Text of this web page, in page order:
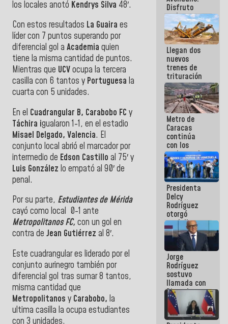
los locales anotó Kendrys Silva 48′.
Con estos resultados La Guaira es
líder con 7 puntos superando por
diferencial gol a Academia quien
tiene la misma cantidad de puntos.
Mientras que UCVocupa la tercera
casilla con 6 tantos y Portuguesa la
cuarta con 5 unidades.
En el Cuadrangular B, Carabobo FC y
Táchira igualaron 1-1, en el estadio
Misael Delgado, Valencia. El
conjunto local abrió el marcador por
intermedio de Edson Castillo al 75′ y
Luis González lo empató al 90′ de
penal.
Por su parte, Estudiantes de Mérida
cayó como local 0-1 ante
Metropolitanos FC, con un gol en
contra de Jean Gutiérrez al 8′.
Este cuadrangular es liderado por el
conjunto aurinegro también por
diferencial gol tras sumar 8 tantos,
misma cantidad que
Metropolitanos y Carabobo, la
ultima casilla la ocupa estudiantes
con 3 unidades.
Disfruto
cada vez
que escribes
porque lo
que haces
es
embarrarla
Llegan dos
nuevos
trenes de
trituración
para
optimizar
manejo de
escombros
en La Guaira
Metro de
Caracas
continúa
con los
trabajos de
mantenimiento
e inspección
en la Línea 2
Presidenta
Delcy
Rodríguez
otorgó
medalla
"Héroe de
Venezuela"
a servidores
públicos
Jorge
Rodríguez
sostuvo
llamada con
Dinorah
Figuera y
acuerdan
primer